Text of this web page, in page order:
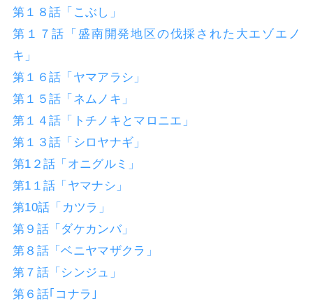
第１８話「こぶし」
第１７話「盛南開発地区の伐採された大エゾエノ
キ」
第１６話「ヤマアラシ」
第１５話「ネムノキ」
第１４話「トチノキとマロニエ」
第１３話「シロヤナギ」
第1２話「オニグルミ」
第1１話「ヤマナシ」
第10話「カツラ」
第９話「ダケカンバ」
第８話「ベニヤマザクラ」
第７話「シンジュ」
第６話｢コナラ｣